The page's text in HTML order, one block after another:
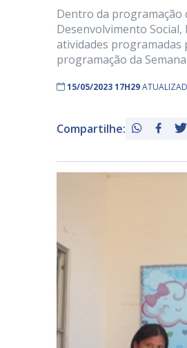
Dentro da programação
Desenvolvimento
atividades programadas
programação da
15/05/2023 17H29
Compartilhe: